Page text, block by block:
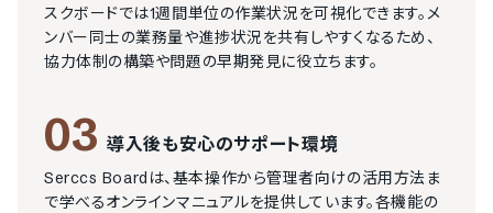
スクボードでは1週間単位の作業状況を可視化できます。メ
ンバー同士の業務量や進捗状況を共有しやすくなるため、
協力体制の構築や問題の早期発見に役立ちます。
03 導入後も安心のサポート環境
Serccs Boardは、基本操作から管理者向けの活用方法ま
で学べるオンラインマニュアルを提供しています。各機能の